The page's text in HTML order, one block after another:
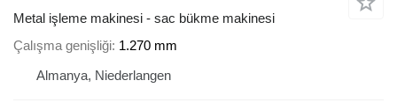
Metal işleme makinesi - sac bükme makinesi
Çalışma genişliği 1.270 mm
Almanya, Niederlangen